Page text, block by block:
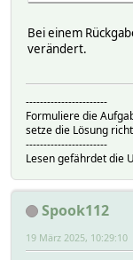
Bei einem
verändert.
-----------------------
Formuliere die
setze die Lösung
-----------------------
Lesen gefährdet die
Spook112
19 März 2025, 10:29:10